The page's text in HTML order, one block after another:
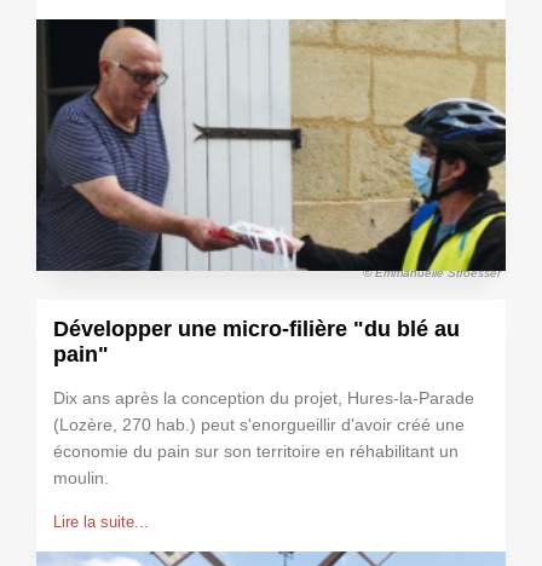
© Emmanuelle Stroesser
Développer une micro-filière "du blé au
pain"
Dix ans après la conception du projet, Hures-la-Parade
(Lozère, 270 hab.) peut s'enorgueillir d'avoir créé une
économie du pain sur son territoire en réhabilitant un
moulin.
Lire la suite...